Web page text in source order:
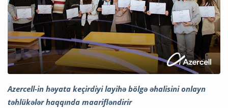
Azercell-in həyata keçirdiyi layihə bölgə əhalisini onlayn
təhlükələr haqqında maarifləndirir